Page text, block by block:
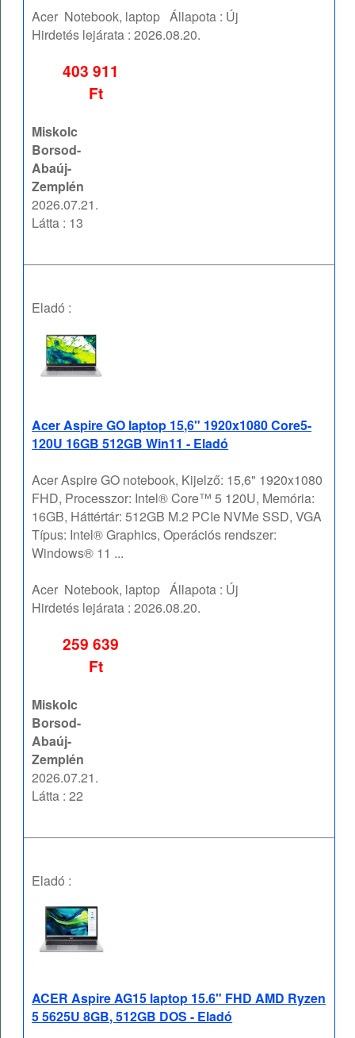
Acer Notebook, laptop Állapota : Új
Hirdetés lejárata :2026.08.20.
403 911
Ft
Miskolc
Borsod-
Abaúj-
Zemplén
2026.07.21.
Látta : 13
Eladó :
Acer Aspire GO laptop 15,6" 1920x1080 Core5-
120U 16GB 512GB Win11 - Eladó
Acer Aspire GO notebook, Kijelző: 15,6" 1920x1080
FHD, Processzor: Intel® Core™ 5 120U, Memória:
16GB, Háttértár: 512GB M.2 PCIe NVMe SSD, VGA
Típus: Intel® Graphics, Operációs rendszer:
Windows® 11 ...
Acer Notebook, laptop Állapota : Új
Hirdetés lejárata :2026.08.20.
259 639
Ft
Miskolc
Borsod-
Abaúj-
Zemplén
2026.07.21.
Látta : 22
Eladó :
ACER Aspire AG15 laptop 15.6" FHD AMD Ryzen
5 5625U 8GB, 512GB DOS - Eladó